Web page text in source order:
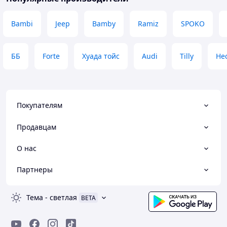
Bambi Jeep Bamby Ramiz SPOKO
ББ Forte Хуада тойс Audi Tilly
Покупателям
Продавцам
О нас
Партнеры
Тема - светлая BETA